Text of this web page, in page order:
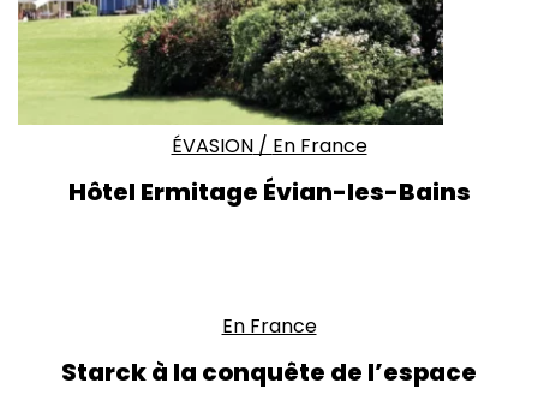
ÉVASION/ En France
Hôtel Ermitage Évian-les-Bains
En France
Starck à la conquête de l’espace